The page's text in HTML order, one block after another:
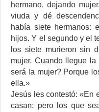
hermano, dejando
viuda y dé
había siete hermanos:
hijos. Y el segundo y el
los siete murieron sin
mujer. Cuando llegue
será la mujer? Porque
ella.»
Jesús les contestó: «En
casan; pero los que